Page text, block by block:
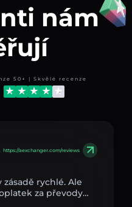
nám
50+ | Skvělé recenze
https://aexchanger.com/reviews
rychlé. Ale
za převody…